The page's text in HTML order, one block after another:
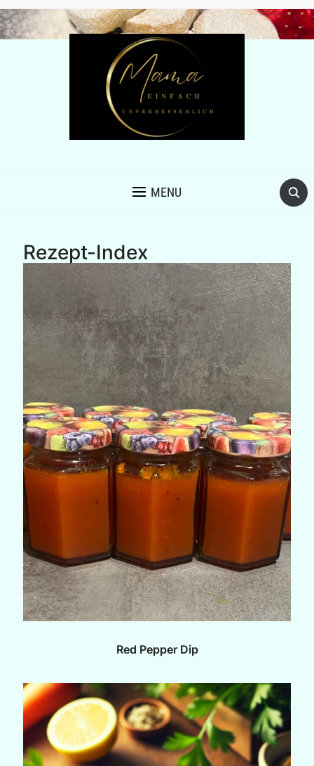
MENU
Rezept-Index
Red Pepper Dip